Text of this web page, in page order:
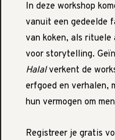
In deze workshop
vanuit een gedeelde
van koken, als rituele
voor storytelling.
Halalverkent de
erfgoed en verhalen,
hun vermogen om
Registreer je gratis